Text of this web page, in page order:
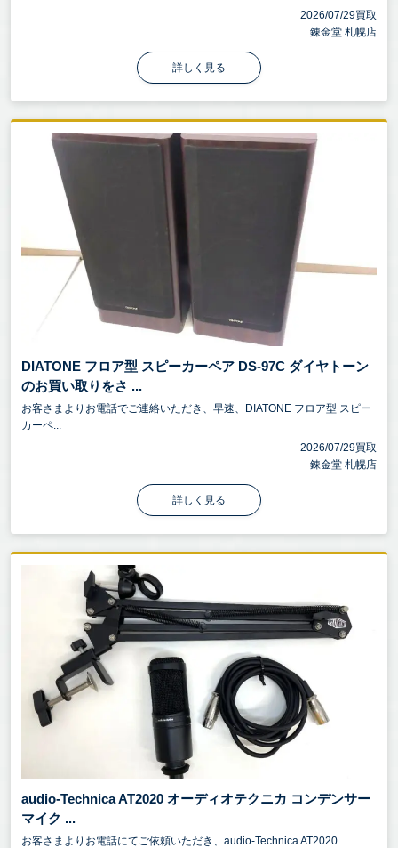
2026/07/29買取
錬金堂 札幌店
詳しく見る
DIATONE フロア型 スピーカーペア DS-97C ダイヤトーン
のお買い取りをさ ...
お客さまよりお電話でご連絡いただき、早速、DIATONE フロア型 スピー
カーペ...
2026/07/29買取
錬金堂 札幌店
詳しく見る
audio-Technica AT2020 オーディオテクニカ コンデンサー
マイク ...
お客さまよりお電話にてご依頼いただき、audio-Technica AT2020...